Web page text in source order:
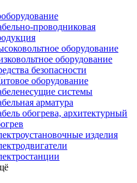
проводниковая
оборудование
оборудование
безопасности
оборудование
системы
арматура
обогрева, архитектурный
изделия